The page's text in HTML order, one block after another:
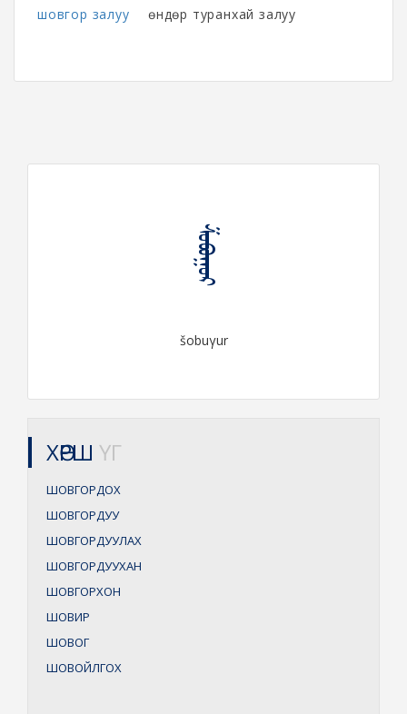
шовгор залуу өндөр туранхай залуу
ᠱᠣᠪᠤᠭᠤᠷ
šobuγur
ХӨРШ ҮГ
ШОВГОРДОХ
ШОВГОРДУУ
ШОВГОРДУУЛАХ
ШОВГОРДУУХАН
ШОВГОРХОН
ШОВИР
ШОВОГ
ШОВОЙЛГОХ